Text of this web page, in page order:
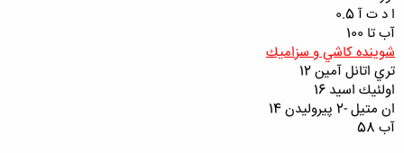
ا د ت آ 0.5
آب تا 100
شوينده كاشي و سزاميك
تري اتانل آمين 12
اولئيك اسيد 16
ان متيل -2 پيروليدن 14
آب 58